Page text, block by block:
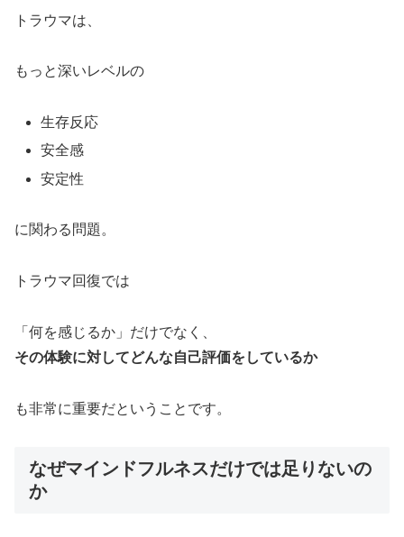
トラウマは、
もっと深いレベルの
生存反応
安全感
安定性
に関わる問題。
トラウマ回復では
「何を感じるか」だけでなく、
その体験に対してどんな自己評価をしているか
も非常に重要だということです。
なぜマインドフルネスだけでは足りないの
か